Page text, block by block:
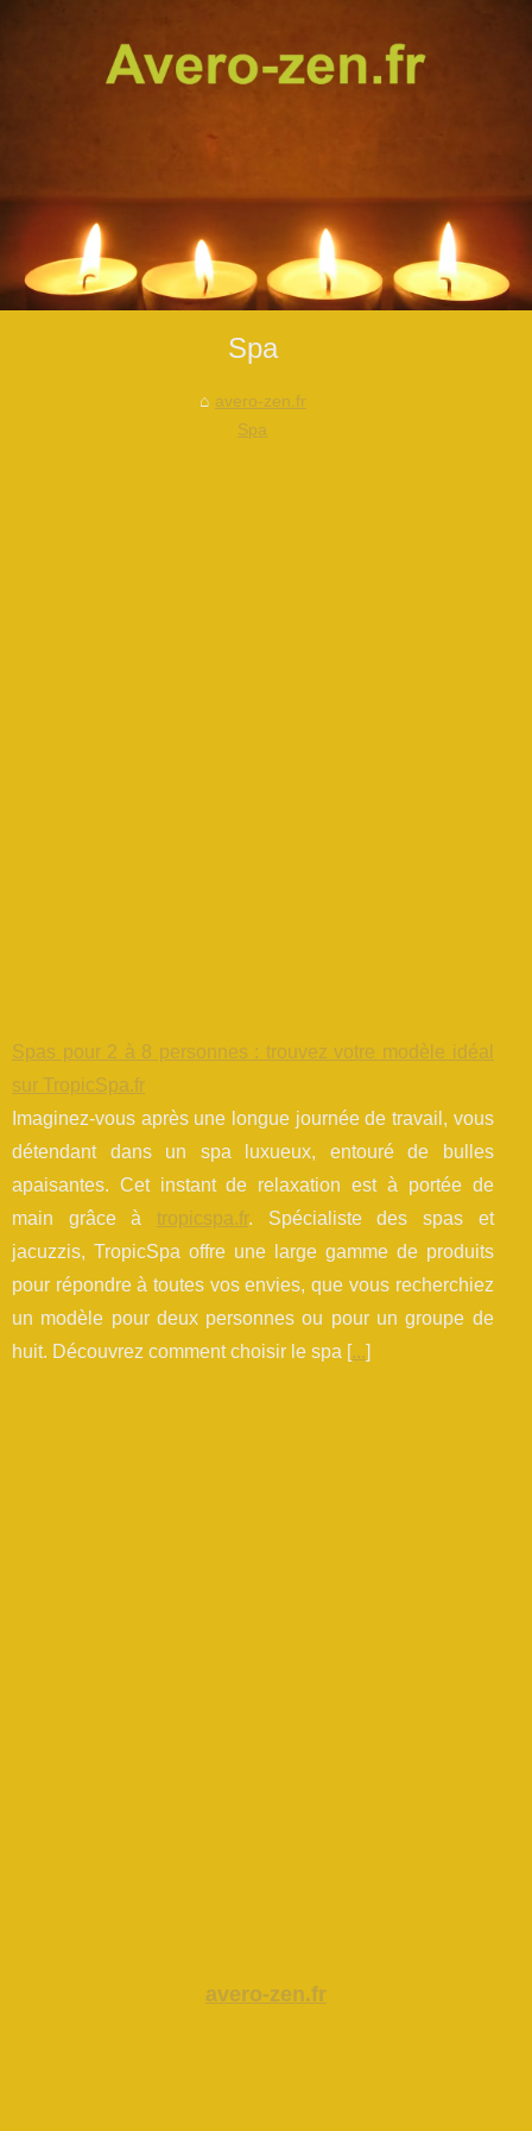
Spa
avero-zen.fr
Spa
Spas pour 2 à 8 personnes : trouvez votre modèle idéal
sur TropicSpa.fr
Imaginez-vous après une longue journée de travail, vous
détendant dans un spa luxueux, entouré de bulles
apaisantes. Cet instant de relaxation est à portée de
main grâce à tropicspa.fr. Spécialiste des spas et
jacuzzis, TropicSpa offre une large gamme de produits
pour répondre à toutes vos envies, que vous recherchiez
un modèle pour deux personnes ou pour un groupe de
huit. Découvrez comment choisir le spa [...]
avero-zen.fr